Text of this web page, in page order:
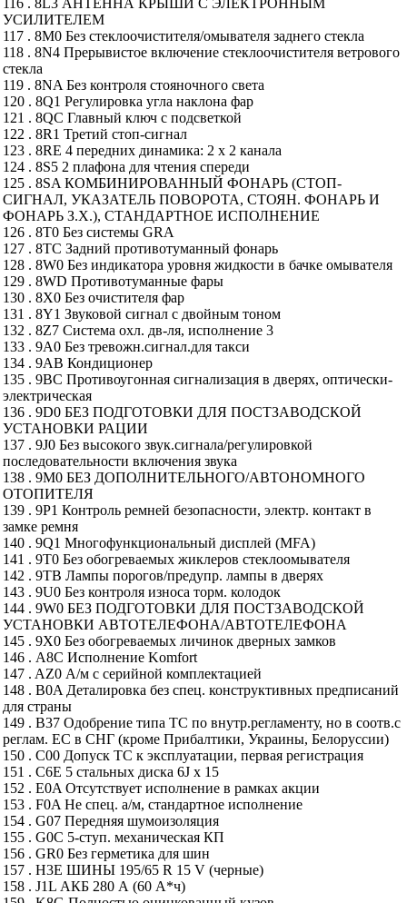
УСИЛИТЕЛЕМ
117 . 8M0 Без стеклоочистителя/омывателя заднего стекла
118 . 8N4 Прерывистое включение стеклоочистителя ветрового
стекла
119 . 8NA Без контроля стояночного света
120 . 8Q1 Регулировка угла наклона фар
121 . 8QC Главный ключ с подсветкой
122 . 8R1 Третий стоп-сигнал
123 . 8RE 4 передних динамика: 2 х 2 канала
124 . 8S5 2 плафона для чтения спереди
125 . 8SA КОМБИНИРОВАННЫЙ ФОНАРЬ (СТОП-
СИГНАЛ, УКАЗАТЕЛЬ ПОВОРОТА, СТОЯН. ФОНАРЬ И
ФОНАРЬ З.Х.), СТАНДАРТНОЕ ИСПОЛНЕНИЕ
126 . 8T0 Без системы GRA
127 . 8TC Задний противотуманный фонарь
128 . 8W0 Без индикатора уровня жидкости в бачке омывателя
129 . 8WD Противотуманные фары
130 . 8X0 Без очистителя фар
131 . 8Y1 Звуковой сигнал с двойным тоном
132 . 8Z7 Система охл. дв-ля, исполнение 3
133 . 9A0 Без тревожн.сигнал.для такси
134 . 9AB Кондиционер
135 . 9BC Противоугонная сигнализация в дверях, оптически-
электрическая
136 . 9D0 БЕЗ ПОДГОТОВКИ ДЛЯ ПОСТЗАВОДСКОЙ
УСТАНОВКИ РАЦИИ
137 . 9J0 Без высокого звук.сигнала/регулировкой
последовательности включения звука
138 . 9M0 БЕЗ ДОПОЛНИТЕЛЬНОГО/АВТОНОМНОГО
ОТОПИТЕЛЯ
139 . 9P1 Контроль ремней безопасности, электр. контакт в
замке ремня
140 . 9Q1 Многофункциональный дисплей (MFA)
141 . 9T0 Без обогреваемых жиклеров стеклоомывателя
142 . 9TB Лампы порогов/предупр. лампы в дверях
143 . 9U0 Без контроля износа торм. колодок
144 . 9W0 БЕЗ ПОДГОТОВКИ ДЛЯ ПОСТЗАВОДСКОЙ
УСТАНОВКИ АВТОТЕЛЕФОНА/АВТОТЕЛЕФОНА
145 . 9X0 Без обогреваемых личинок дверных замков
146 . A8C Исполнение Komfort
147 . AZ0 А/м с серийной комплектацией
148 . B0A Деталировка без спец. конструктивных предписаний
для страны
149 . B37 Одобрение типа ТС по внутр.регламенту, но в соотв.с
реглам. ЕС в СНГ (кроме Прибалтики, Украины, Белоруссии)
150 . C00 Допуск ТС к эксплуатации, первая регистрация
151 . C6E 5 стальных диска 6J x 15
152 . E0A Отсутствует исполнение в рамках акции
153 . F0A Не спец. а/м, стандартное исполнение
154 . G07 Передняя шумоизоляция
155 . G0C 5-ступ. механическая КП
156 . GR0 Без герметика для шин
157 . H3E ШИНЫ 195/65 R 15 V (черные)
158 . J1L АКБ 280 А (60 А*ч)